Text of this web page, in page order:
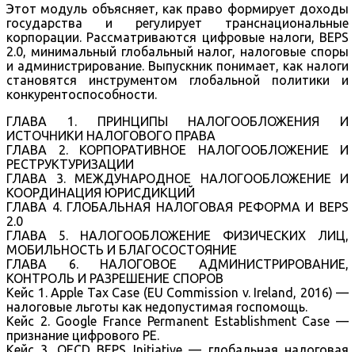
Этот модуль объясняет, как право формирует доходы
государства и регулирует транснациональные
корпорации. Рассматриваются цифровые налоги, BEPS
2.0, минимальный глобальный налог, налоговые споры
и администрирование. Выпускник понимает, как налоги
становятся инструментом глобальной политики и
конкурентоспособности.
ГЛАВА 1. ПРИНЦИПЫ НАЛОГООБЛОЖЕНИЯ И
ИСТОЧНИКИ НАЛОГОВОГО ПРАВА
ГЛАВА 2. КОРПОРАТИВНОЕ НАЛОГООБЛОЖЕНИЕ И
РЕСТРУКТУРИЗАЦИИ
ГЛАВА 3. МЕЖДУНАРОДНОЕ НАЛОГООБЛОЖЕНИЕ И
КООРДИНАЦИЯ ЮРИСДИКЦИЙ
ГЛАВА 4. ГЛОБАЛЬНАЯ НАЛОГОВАЯ РЕФОРМА И BEPS
2.0
ГЛАВА 5. НАЛОГООБЛОЖЕНИЕ ФИЗИЧЕСКИХ ЛИЦ,
МОБИЛЬНОСТЬ И БЛАГОСОСТОЯНИЕ
ГЛАВА 6. НАЛОГОВОЕ АДМИНИСТРИРОВАНИЕ,
КОНТРОЛЬ И РАЗРЕШЕНИЕ СПОРОВ
Кейс 1. Apple Tax Case (EU Commission v. Ireland, 2016) —
налоговые льготы как недопустимая госпомощь.
Кейс 2. Google France Permanent Establishment Case —
признание цифрового PE.